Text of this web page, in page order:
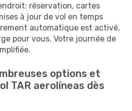
réservation, cartes
à jour de vol en temps
automatique est activé,
pour vous. Votre journée de
options et
TAR aerolíneas dès